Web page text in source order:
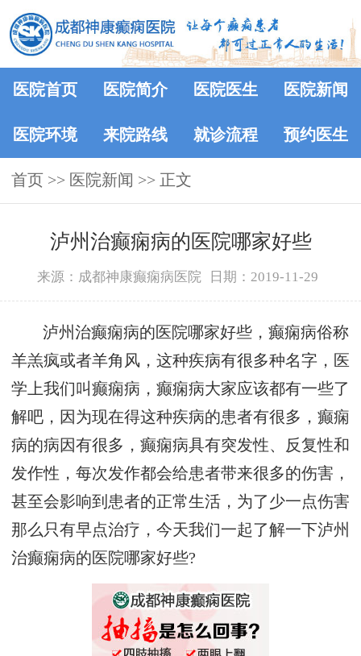
医院首页 医院简介 医院医生 医院新闻
医院环境 来院路线 就诊流程 预约医生
首页 >> 医院新闻 >> 正文
泸州治癫痫病的医院哪家好些
来源：成都神康癫痫病医院 日期：2019-11-29
泸州治癫痫病的医院哪家好些，癫痫病俗称
羊羔疯或者羊角风，这种疾病有很多种名字，医
学上我们叫癫痫病，癫痫病大家应该都有一些了
解吧，因为现在得这种疾病的患者有很多，癫痫
病的病因有很多，癫痫病具有突发性、反复性和
发作性，每次发作都会给患者带来很多的伤害，
甚至会影响到患者的正常生活，为了少一点伤害
那么只有早点治疗，今天我们一起了解一下泸州
治癫痫病的医院哪家好些?